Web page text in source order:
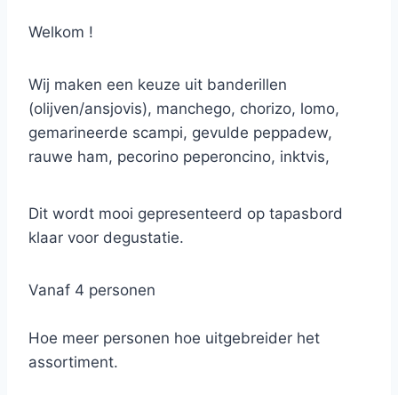
Welkom !
Wij maken een keuze uit banderillen
(olijven/ansjovis), manchego, chorizo, lomo,
gemarineerde scampi, gevulde peppadew,
rauwe ham, pecorino peperoncino, inktvis,
gemarineerde zalmblokjes, inktvis, crackers
met tapenade en evt enkele quiches…
voorraad.
Dit wordt mooi gepresenteerd op tapasbord
klaar voor degustatie.
Vanaf 4 personen
Hoe meer personen hoe uitgebreider het
assortiment.